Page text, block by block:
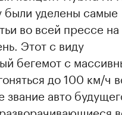
были уделены самые
во всей прессе на
Этот с виду
бегемот с
до 100 км/ч
звание авто